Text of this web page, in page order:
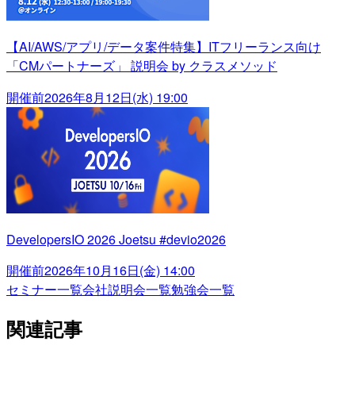
【AI/AWS/アプリ/データ案件特集】ITフリーランス向け
「CMパートナーズ」 説明会 by クラスメソッド
開催前2026年8月12日(水) 19:00
DevelopersIO 2026 Joetsu #devio2026
開催前2026年10月16日(金) 14:00
セミナー一覧会社説明会一覧勉強会一覧
関連記事